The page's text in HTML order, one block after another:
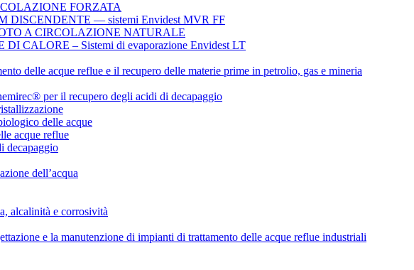
FORZATA
DISCENDENTE — sistemi Envidest MVR FF
A CIRCOLAZIONE NATURALE
DI CALORE – Sistemi di evaporazione Envidest LT
delle acque reflue e il recupero delle materie prime in petrolio, gas e mineria
per il recupero degli acidi di decapaggio
delle acque
acque reflue
decapaggio
dell’acqua
alcalinità e corrosività
e la manutenzione di impianti di trattamento delle acque reflue industriali